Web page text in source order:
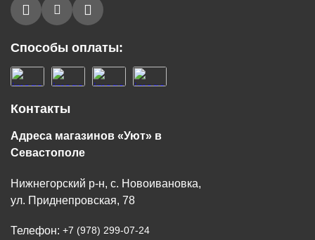
Способы оплаты:
Контакты
Адреса магазинов «Уют» в
Севастополе
Нижнегорский р-н, с. Новоивановка,
ул. Приднепровская, 78
Телефон: +7 (978) 299-07-24